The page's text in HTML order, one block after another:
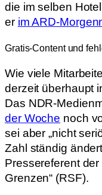
die im selben
er im ARD-
Gratis-Content und
Wie viele
derzeit überhaupt
Das NDR-
der Woche noch
sei aber „nicht
Zahl ständig
Pressereferent
Grenzen“ (RSF).